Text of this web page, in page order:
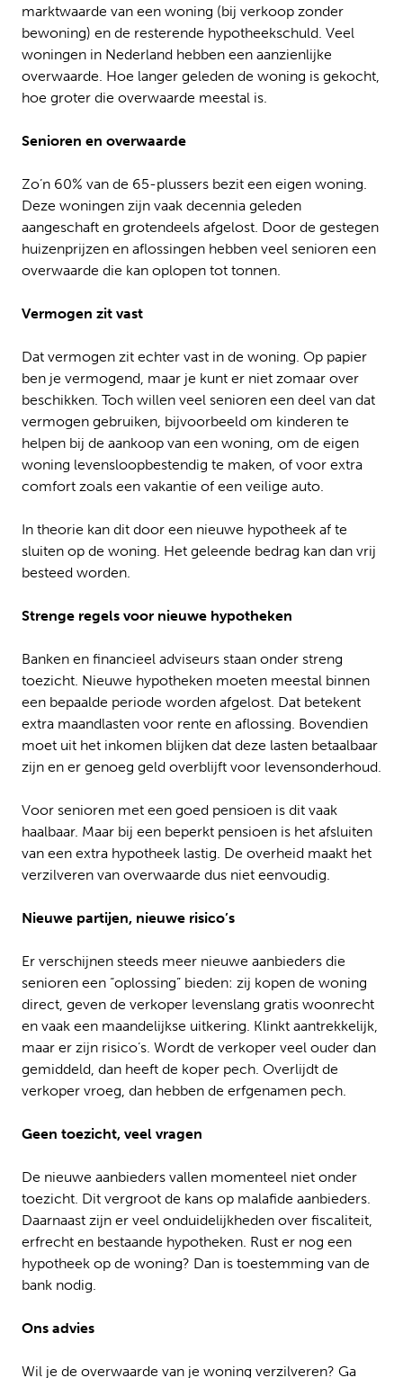
marktwaarde van een woning (bij verkoop zonder
bewoning) en de resterende hypotheekschuld. Veel
woningen in Nederland hebben een aanzienlijke
overwaarde. Hoe langer geleden de woning is gekocht,
hoe groter die overwaarde meestal is.
Senioren en overwaarde
Zo’n 60% van de 65-plussers bezit een eigen woning.
Deze woningen zijn vaak decennia geleden
aangeschaft en grotendeels afgelost. Door de gestegen
huizenprijzen en aflossingen hebben veel senioren een
overwaarde die kan oplopen tot tonnen.
Vermogen zit vast
Dat vermogen zit echter vast in de woning. Op papier
ben je vermogend, maar je kunt er niet zomaar over
beschikken. Toch willen veel senioren een deel van dat
vermogen gebruiken, bijvoorbeeld om kinderen te
helpen bij de aankoop van een woning, om de eigen
woning levensloopbestendig te maken, of voor extra
comfort zoals een vakantie of een veilige auto.
In theorie kan dit door een nieuwe hypotheek af te
sluiten op de woning. Het geleende bedrag kan dan vrij
besteed worden.
Strenge regels voor nieuwe hypotheken
Banken en financieel adviseurs staan onder streng
toezicht. Nieuwe hypotheken moeten meestal binnen
een bepaalde periode worden afgelost. Dat betekent
extra maandlasten voor rente en aflossing. Bovendien
moet uit het inkomen blijken dat deze lasten betaalbaar
zijn en er genoeg geld overblijft voor levensonderhoud.
Voor senioren met een goed pensioen is dit vaak
haalbaar. Maar bij een beperkt pensioen is het afsluiten
van een extra hypotheek lastig. De overheid maakt het
verzilveren van overwaarde dus niet eenvoudig.
Nieuwe partijen, nieuwe risico’s
Er verschijnen steeds meer nieuwe aanbieders die
senioren een “oplossing” bieden: zij kopen de woning
direct, geven de verkoper levenslang gratis woonrecht
en vaak een maandelijkse uitkering. Klinkt aantrekkelijk,
maar er zijn risico’s. Wordt de verkoper veel ouder dan
gemiddeld, dan heeft de koper pech. Overlijdt de
verkoper vroeg, dan hebben de erfgenamen pech.
Geen toezicht, veel vragen
De nieuwe aanbieders vallen momenteel niet onder
toezicht. Dit vergroot de kans op malafide aanbieders.
Daarnaast zijn er veel onduidelijkheden over fiscaliteit,
erfrecht en bestaande hypotheken. Rust er nog een
hypotheek op de woning? Dan is toestemming van de
bank nodig.
Ons advies
Wil je de overwaarde van je woning verzilveren? Ga